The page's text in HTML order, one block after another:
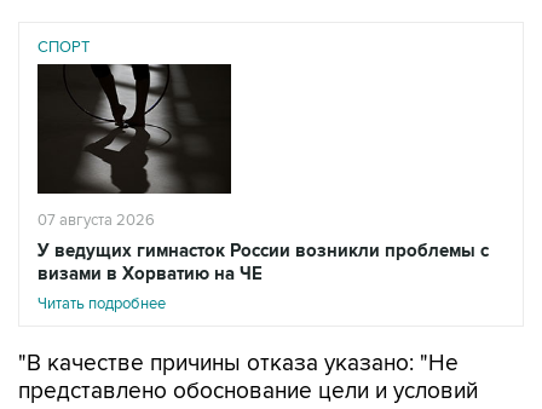
СПОРТ
07 августа 2026
У ведущих гимнасток России возникли проблемы с
визами в Хорватию на ЧЕ
Читать подробнее
"В качестве причины отказа указано: "Не
представлено обоснование цели и условий